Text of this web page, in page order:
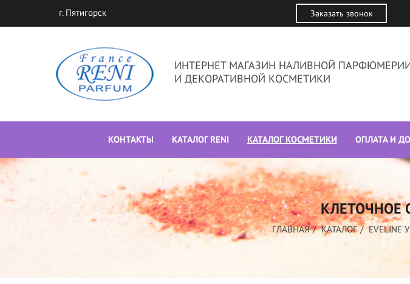
г. Пятигорск Заказать звонок
ИНТЕРНЕТ МАГАЗИН НАЛИВНОЙ
И ДЕКОРАТИВНОЙ КОСМЕТИКИ
КОНТАКТЫ КАТАЛОГ RENI КАТАЛОГ КОСМЕТИКИ ОПЛАТА И
КЛЕТОЧНОЕ
ГЛАВНАЯ КАТАЛОГ EVELINE